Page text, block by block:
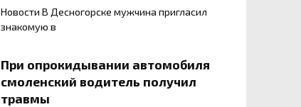
Новости В Десногорске мужчина пригласил
знакомую в
При опрокидывании автомобиля
смоленский водитель получил
травмы